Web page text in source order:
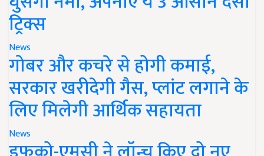
ट्रिक्स
News
गोबर और कचरे से होगी कमाई,
सरकार खरीदेगी गैस, प्लांट लगाने के
लिए मिलेगी आर्थिक सहायता
News